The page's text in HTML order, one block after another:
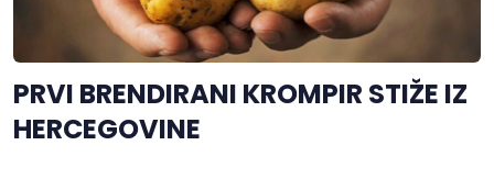
PRVI BRENDIRANI KROMPIR STIŽE IZ
HERCEGOVINE